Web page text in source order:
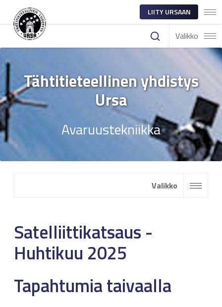
LIITY URSAAN
Valikko
Tähtitieteellinen yhdistys
Ursa
Avaruustekniikka
Valikko
Satelliittikatsaus -
Huhtikuu 2025
Tapahtumia taivaalla